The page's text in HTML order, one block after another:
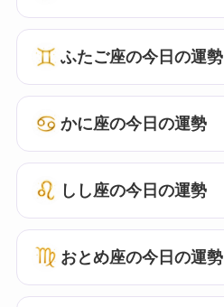
ふたご座の今日の運勢
かに座の今日の運勢
しし座の今日の運勢
おとめ座の今日の運勢